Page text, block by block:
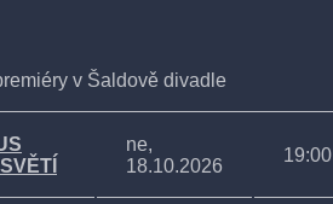
v Šaldově divadle
ne,
18.10.2026
19:00